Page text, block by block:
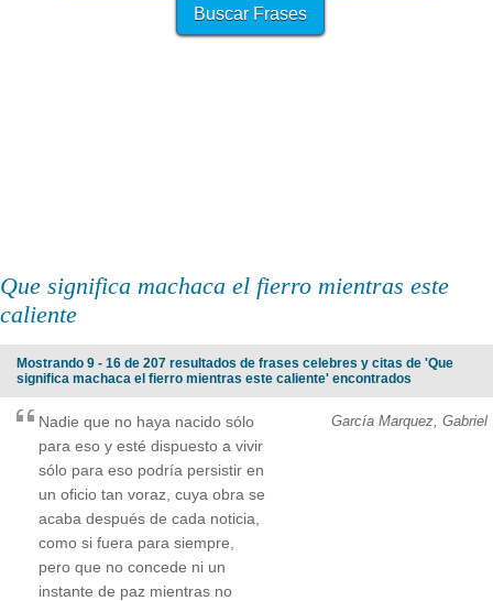
Que significa machaca el fierro mientras este
caliente
Mostrando 9 - 16 de 207 resultados de frases celebres y citas de 'Que
significa machaca el fierro mientras este caliente' encontrados
García Marquez, Gabriel
Nadie que no haya nacido sólo
para eso y esté dispuesto a vivir
sólo para eso podría persistir en
un oficio tan voraz, cuya obra se
acaba después de cada noticia,
como si fuera para siempre,
pero que no concede ni un
instante de paz mientras no